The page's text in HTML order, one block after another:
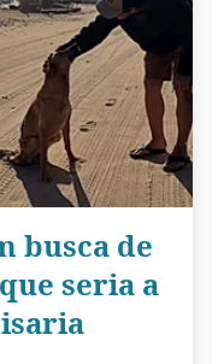
busca de
seria a